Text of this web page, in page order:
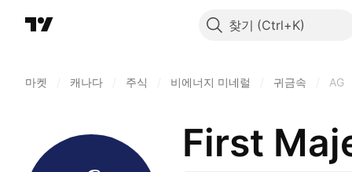
찾기
마켓 캐나다 주식 비에너지 미네럴 귀금속 AG
First